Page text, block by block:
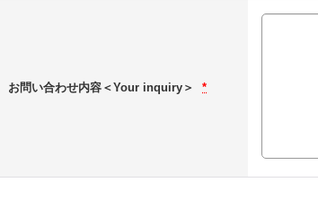
お問い合わせ内容＜Your inquiry＞ *